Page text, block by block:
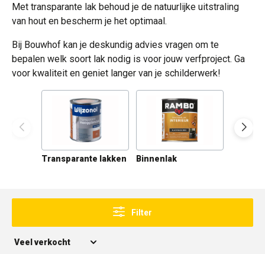
Met transparante lak behoud je de natuurlijke uitstraling
van hout en bescherm je het optimaal.
Bij Bouwhof kan je deskundig advies vragen om te
bepalen welk soort lak nodig is voor jouw verfproject. Ga
voor kwaliteit en geniet langer van je schilderwerk!
Transparante lakken Binnenlak
Filter